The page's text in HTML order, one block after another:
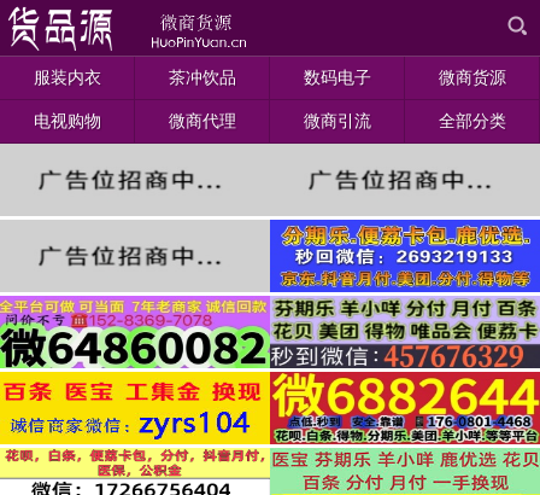
服装内衣 茶冲饮品 数码电子 微商货源
电视购物 微商代理 微商引流 全部分类